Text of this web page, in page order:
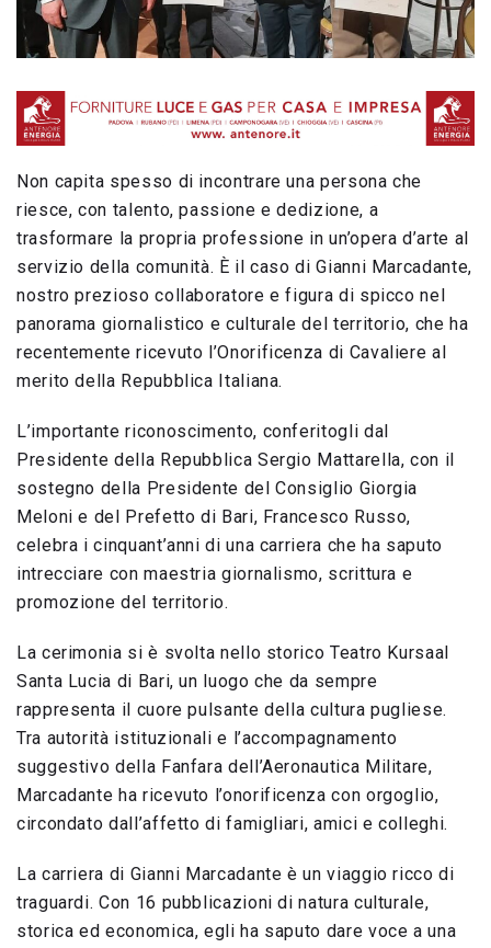
Non capita spesso di incontrare una persona che
riesce, con talento, passione e dedizione, a
trasformare la propria professione in un’opera d’arte al
servizio della comunità. È il caso di Gianni Marcadante,
nostro prezioso collaboratore e figura di spicco nel
panorama giornalistico e culturale del territorio, che ha
recentemente ricevuto l’Onorificenza di Cavaliere al
merito della Repubblica Italiana.
L’importante riconoscimento, conferitogli dal
Presidente della Repubblica Sergio Mattarella, con il
sostegno della Presidente del Consiglio Giorgia
Meloni e del Prefetto di Bari, Francesco Russo,
celebra i cinquant’anni di una carriera che ha saputo
intrecciare con maestria giornalismo, scrittura e
promozione del territorio.
La cerimonia si è svolta nello storico Teatro Kursaal
Santa Lucia di Bari, un luogo che da sempre
rappresenta il cuore pulsante della cultura pugliese.
Tra autorità istituzionali e l’accompagnamento
suggestivo della Fanfara dell’Aeronautica Militare,
Marcadante ha ricevuto l’onorificenza con orgoglio,
circondato dall’affetto di famigliari, amici e colleghi.
La carriera di Gianni Marcadante è un viaggio ricco di
traguardi. Con 16 pubblicazioni di natura culturale,
storica ed economica, egli ha saputo dare voce a una